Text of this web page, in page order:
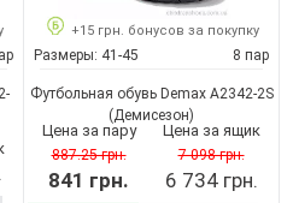
+15 грн. бонусов за покупку
Размеры: 41-45 8 пар
Футбольная обувь Demax A2342-2S
(Демисезон)
Цена за пару
887.25 грн.
841 грн.
Цена за ящик
7 098 грн.
6 734 грн.